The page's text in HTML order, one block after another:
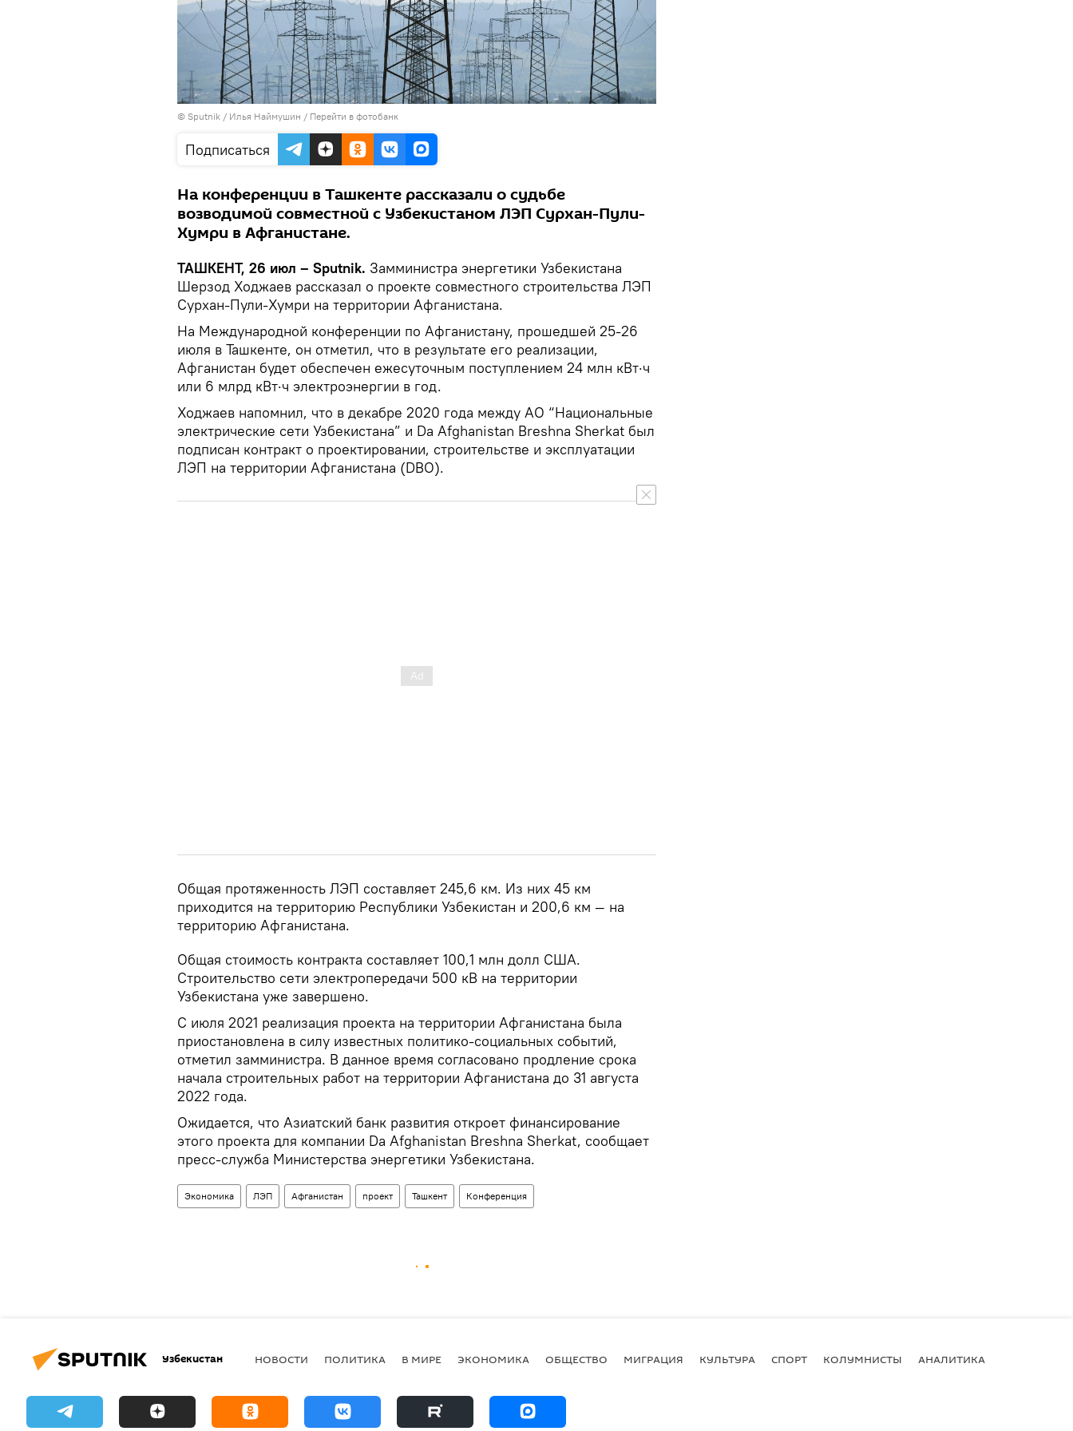
© Sputnik / Илья Наймушин / Перейти в фотобанк
Подписаться
На конференции в Ташкенте рассказали о судьбе
возводимой совместной с Узбекистаном ЛЭП Сурхан-Пули-
Хумри в Афганистане.
ТАШКЕНТ, 26 июл – Sputnik. Замминистра энергетики Узбекистана
Шерзод Ходжаев рассказал о проекте совместного строительства ЛЭП
Сурхан-Пули-Хумри на территории Афганистана.
На Международной конференции по Афганистану, прошедшей 25-26
июля в Ташкенте, он отметил, что в результате его реализации,
Афганистан будет обеспечен ежесуточным поступлением 24 млн кВт·ч
или 6 млрд кВт·ч электроэнергии в год.
Ходжаев напомнил, что в декабре 2020 года между АО “Национальные
электрические сети Узбекистана” и Da Afghanistan Breshna Sherkat был
подписан контракт о проектировании, строительстве и эксплуатации
ЛЭП на территории Афганистана (DBO).
Общая протяженность ЛЭП составляет 245,6 км. Из них 45 км
приходится на территорию Республики Узбекистан и 200,6 км — на
территорию Афганистана.
Общая стоимость контракта составляет 100,1 млн долл США.
Строительство сети электропередачи 500 кВ на территории
Узбекистана уже завершено.
С июля 2021 реализация проекта на территории Афганистана была
приостановлена в силу известных политико-социальных событий,
отметил замминистра. В данное время согласовано продление срока
начала строительных работ на территории Афганистана до 31 августа
2022 года.
Ожидается, что Азиатский банк развития откроет финансирование
этого проекта для компании Da Afghanistan Breshna Sherkat, сообщает
пресс-служба Министерства энергетики Узбекистана.
Экономика ЛЭП Афганистан проект Ташкент Конференция
Узбекистан НОВОСТИ ПОЛИТИКА В МИРЕ ЭКОНОМИКА ОБЩЕСТВО МИГРАЦИЯ КУЛЬТУРА СПОРТ КОЛУМНИСТЫ АНАЛИТИКА